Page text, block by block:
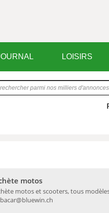
LOISIRS
motos et scooters, tous
motos